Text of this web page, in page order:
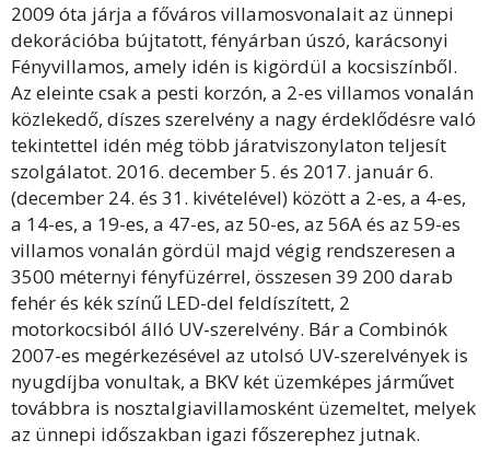
2009 óta járja a főváros villamosvonalait az ünnepi
dekorációba bújtatott, fényárban úszó, karácsonyi
Fényvillamos, amely idén is kigördül a kocsiszínből.
Az eleinte csak a pesti korzón, a 2-es villamos vonalán
közlekedő, díszes szerelvény a nagy érdeklődésre való
tekintettel idén még több járatviszonylaton teljesít
szolgálatot. 2016. december 5. és 2017. január 6.
(december 24. és 31. kivételével) között a 2-es, a 4-es,
a 14-es, a 19-es, a 47-es, az 50-es, az 56A és az 59-es
villamos vonalán gördül majd végig rendszeresen a
3500 méternyi fényfüzérrel, összesen 39 200 darab
fehér és kék színű LED-del feldíszített, 2
motorkocsiból álló UV-szerelvény. Bár a Combinók
2007-es megérkezésével az utolsó UV-szerelvények is
nyugdíjba vonultak, a BKV két üzemképes járművet
továbbra is nosztalgiavillamosként üzemeltet, melyek
az ünnepi időszakban igazi főszerephez jutnak.